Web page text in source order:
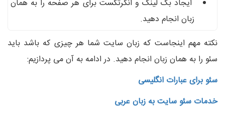
ایجاد بک لینک و انکرتکست برای هر صفحه را به همان
زبان انجام دهید.
نکته مهم اینجاست که زبان سایت شما هر چیزی که باشد باید
سئو را به همان زبان انجام دهید. در ادامه به آن می پردازیم:
سئو برای عبارات انگلیسی
خدمات سئو سایت به زبان عربی